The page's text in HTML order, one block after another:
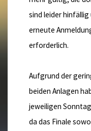
sind leider
erneute
erforderlich.
Aufgrund der
beiden Anlagen
jeweiligen
da das Finale